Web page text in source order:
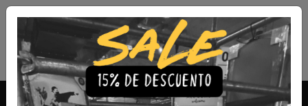
Envío Gratis a todo Chile comprando 3 o más productos